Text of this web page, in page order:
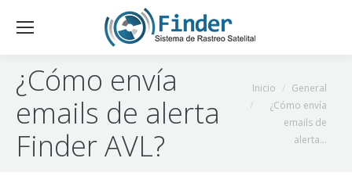
¿Cómo envía
emails de alerta
Finder AVL?
Estás aquí:
Inicio
General
¿Cómo envía
emails de
alerta…